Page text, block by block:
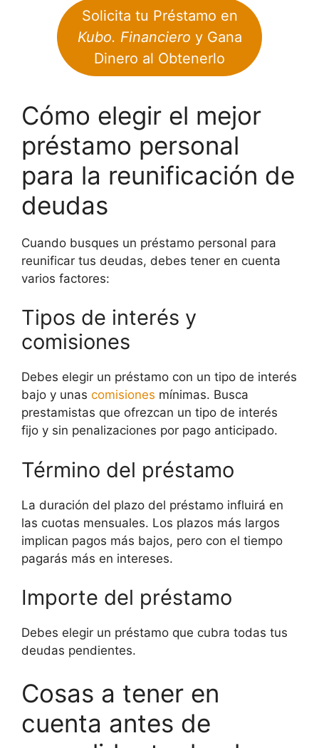
Solicita tu Préstamo en
Kubo. Financiero y Gana
Dinero al Obtenerlo
Cómo elegir el mejor
préstamo personal
para la reunificación de
deudas
Cuando busques un préstamo personal para
reunificar tus deudas, debes tener en cuenta
varios factores:
Tipos de interés y
comisiones
Debes elegir un préstamo con un tipo de interés
bajo y unas comisiones mínimas. Busca
prestamistas que ofrezcan un tipo de interés
fijo y sin penalizaciones por pago anticipado.
Término del préstamo
La duración del plazo del préstamo influirá en
las cuotas mensuales. Los plazos más largos
implican pagos más bajos, pero con el tiempo
pagarás más en intereses.
Importe del préstamo
Debes elegir un préstamo que cubra todas tus
deudas pendientes.
Cosas a tener en
cuenta antes de